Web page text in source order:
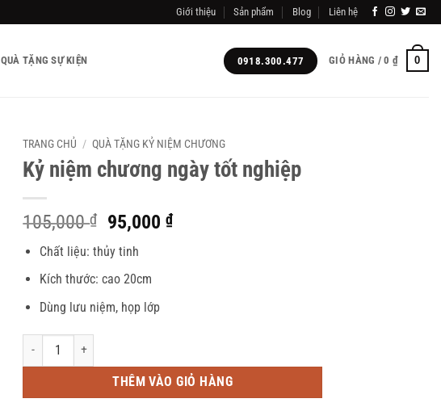
Giới thiệu Sản phẩm Blog Liên hệ
QUÀ TẶNG SỰ KIỆN 0918.300.477 GIỎ HÀNG /0 ₫ 0
TRANG CHỦ / QUÀ TẶNG KỶ NIỆM CHƯƠNG
Kỷ niệm chương ngày tốt nghiệp
105,000₫
Giá
gốc
là:
105,000 ₫.
95,000₫Giá
Chất liệu: thủy tinh
Kích thước: cao 20cm
Dùng lưu niệm, họp lớp
Số lượng
THÊM VÀO GIỎ HÀNG